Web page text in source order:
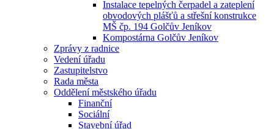
Instalace tepelných čerpadel a zateplení
obvodových plášťů a střešní konstrukce
MŠ čp. 194 Golčův Jeníkov
Kompostárna Golčův Jeníkov
Zprávy z radnice
Vedení úřadu
Zastupitelstvo
Rada města
Oddělení městského úřadu
Finanční
Sociální
Stavební úřad